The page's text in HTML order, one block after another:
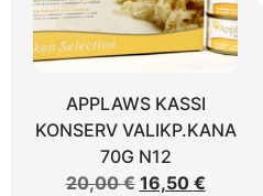
APPLAWS KASSI
KONSERV VALIKP.KANA
70G N12
20,00€ 16,50 €